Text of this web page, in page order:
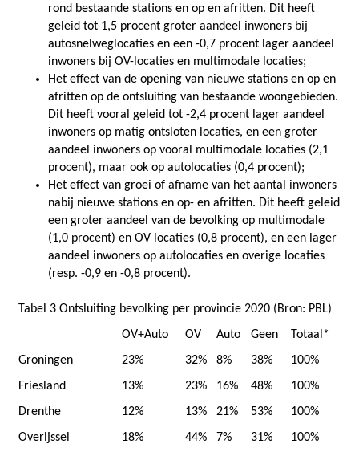
rond bestaande stations en op en afritten. Dit heeft
geleid tot 1,5 procent groter aandeel inwoners bij
autosnelweglocaties en een -0,7 procent lager aandeel
inwoners bij OV-locaties en multimodale locaties;
Het effect van de opening van nieuwe stations en op en
afritten op de ontsluiting van bestaande woongebieden.
Dit heeft vooral geleid tot -2,4 procent lager aandeel
inwoners op matig ontsloten locaties, en een groter
aandeel inwoners op vooral multimodale locaties (2,1
procent), maar ook op autolocaties (0,4 procent);
Het effect van groei of afname van het aantal inwoners
nabij nieuwe stations en op- en afritten. Dit heeft geleid
een groter aandeel van de bevolking op multimodale
(1,0 procent) en OV locaties (0,8 procent), en een lager
aandeel inwoners op autolocaties en overige locaties
(resp. -0,9 en -0,8 procent).
Tabel 3 Ontsluiting bevolking per provincie 2020 (Bron: PBL)
OV+Auto
OV Auto Geen
Totaal*
Groningen
23% 32% 8% 38%
100%
Friesland
13% 23% 16% 48%
100%
Drenthe
12% 13% 21% 53%
100%
Overijssel
18% 44% 7% 31%
100%